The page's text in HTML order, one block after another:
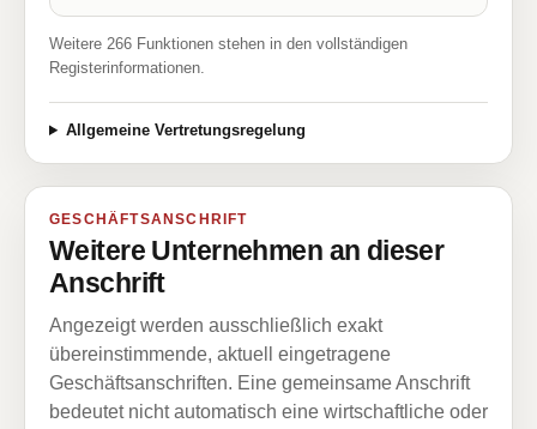
Weitere 266 Funktionen stehen in den vollständigen
Registerinformationen.
Allgemeine Vertretungsregelung
GESCHÄFTSANSCHRIFT
Weitere Unternehmen an dieser
Anschrift
Angezeigt werden ausschließlich exakt
übereinstimmende, aktuell eingetragene
Geschäftsanschriften. Eine gemeinsame Anschrift
bedeutet nicht automatisch eine wirtschaftliche oder